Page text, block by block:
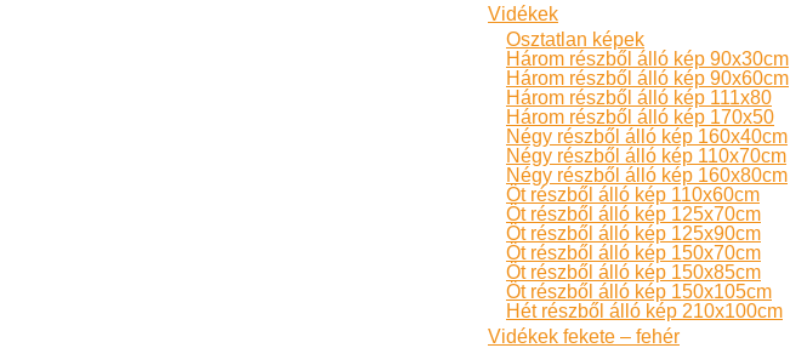
Vidékek
Osztatlan képek
Három részből álló kép 90x30cm
Három részből álló kép 90x60cm
Három részből álló kép 111x80
Három részből álló kép 170x50
Négy részből álló kép 160x40cm
Négy részből álló kép 110x70cm
Négy részből álló kép 160x80cm
Öt részből álló kép 110x60cm
Öt részből álló kép 125x70cm
Öt részből álló kép 125x90cm
Öt részből álló kép 150x70cm
Öt részből álló kép 150x85cm
Öt részből álló kép 150x105cm
Hét részből álló kép 210x100cm
Vidékek fekete – fehér